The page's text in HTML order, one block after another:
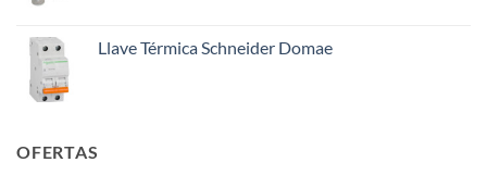
Llave Térmica Schneider Domae
OFERTAS